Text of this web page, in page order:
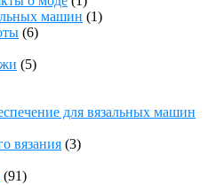
машин (1)
(6)
(5)
для вязальных машин
вязания (3)
(91)